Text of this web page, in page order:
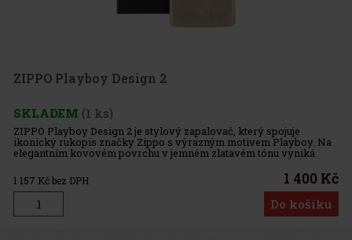
ZIPPO Playboy Design 2
SKLADEM (1 ks)
ZIPPO Playboy Design 2 je stylový zapalovač, který spojuje
ikonický rukopis značky Zippo s výrazným motivem Playboy. Na
elegantním kovovém povrchu v jemném zlatavém tónu vyniká
decentně embosované logo Playboy s typickým symbolem
zajíčka, díky čemuž
1 157 Kč bez DPH 1 400 Kč
Do košíku